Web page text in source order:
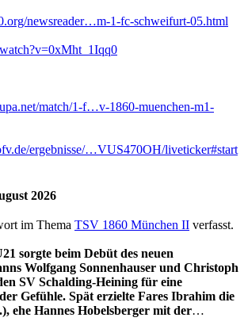
newsreader…m-1-fc-schweifurt-05.html
match/1-f…v-1860-muenchen-m1-
ergebnisse/…VUS470OH/liveticker#start
2026
im Thema TSV 1860 München II verfasst.
sorgte beim Debüt des neuen
Wolfgang Sonnenhauser und Christoph
SV Schalding-Heining für eine
Gefühle. Spät erzielte Fares Ibrahim die
ehe Hannes Hobelsberger mit der…